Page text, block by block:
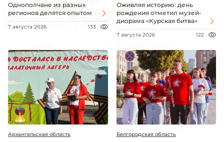
Однополчане из разных
регионов делятся опытом
7 августа 2026 133
Оживляя историю: день
рождения отметил музей-
диорама «Курская битва»
7 августа 2026 122
Архангельская область Белгородская область